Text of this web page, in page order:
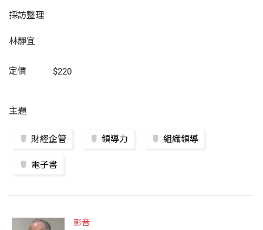
採訪整理
林靜宜
定價 $220
主題
財經企管 領導力 組織領導
電子書
影音